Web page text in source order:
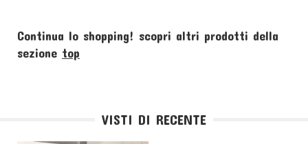
Continua lo shopping! scopri altri prodotti della
sezione top
VISTI DI RECENTE